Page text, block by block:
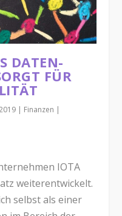
DATEN-
FÜR
| Finanzen |
IOTA
weiterentwickelt.
selbst als einer